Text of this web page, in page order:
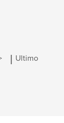
| Ultimo